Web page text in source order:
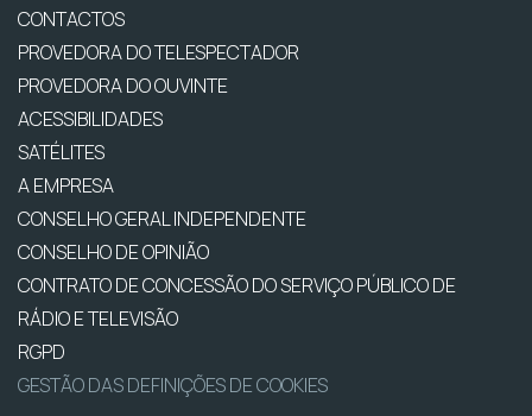
CONTACTOS
PROVEDORA DO TELESPECTADOR
PROVEDORA DO OUVINTE
ACESSIBILIDADES
SATÉLITES
A EMPRESA
CONSELHO GERAL INDEPENDENTE
CONSELHO DE OPINIÃO
CONTRATO DE CONCESSÃO DO SERVIÇO PÚBLICO DE
RÁDIO E TELEVISÃO
RGPD
GESTÃO DAS DEFINIÇÕES DE COOKIES